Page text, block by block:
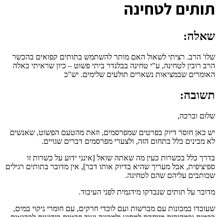
תותים לטחינה
שאלה:
שלו' הרב. רציתי לשאול האם מותר להשתמש בתותים קפואים בהכשר
הרב רובין לטחינה, ע"י טחינה בבלנדר ביתי פשוט – כיון שראיתי כאלה
האומרים שבמציאות נשארים תולעים שלימים. יש"כ
תשובה:
שלום וברכה,
יש כאן חוסר דיוק בפרטים שמפרסמים, וזאת מהטעם הפשוט, שאנשים
לא מבינים כלל בתחום הזה, ולצערי מפרסמים דברים שגויים.
בדרך כלל בכשרות כעין מה שאתה שואל [אינני ידוע על כשרות זו
ספיציפית, אבל מעריך שהיא בדיוק אותו דבר], אין מדובר בתותים רגילים
שכותבים עליהם שהם לטחינה.
מדובר על תותים שנבדקו מידגמית לפני העיבוד.
שעובדו במכונות עם מברשות ועם לוכדי חרקים, עם חומרי ניקוי במים,